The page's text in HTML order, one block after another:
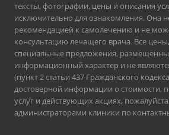
тексты, фотографии, цены и описания
исключительно для ознакомления. Она
рекомендацией к самолечению и не
консультацию лечащего врача. Все
специальные предложения,
информационный характер и не
(пункт 2 статьи 437 Гражданского
достоверной информации о стоимости,
услуг и действующих акциях,
администраторами клиники по